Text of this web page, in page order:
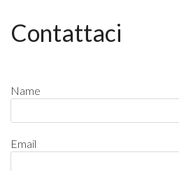
Contattaci
Name
Email